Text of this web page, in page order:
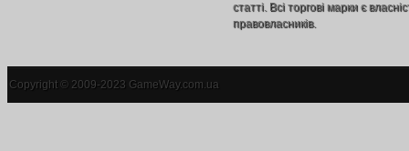
статті. Всі торгові марки є
правовласників.
Copyright © 2009-2023 GameWay.com.ua